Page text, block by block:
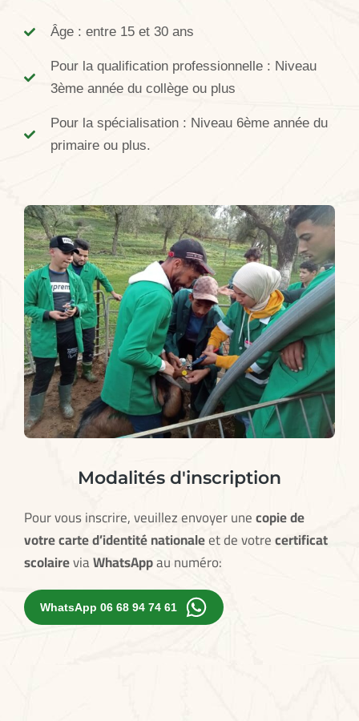
Âge : entre 15 et 30 ans
Pour la qualification professionnelle : Niveau
3ème année du collège ou plus
Pour la spécialisation : Niveau 6ème année du
primaire ou plus.
Modalités d'inscription
Pour vous inscrire, veuillez envoyer unecopie de
votre carte d’identité nationaleet de votrecertificat
scolaireviaWhatsAppau numéro:
WhatsApp 06 68 94 74 61